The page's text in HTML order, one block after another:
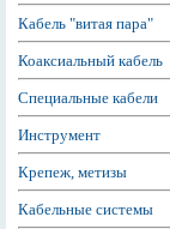
Кабель "витая пара"
Коаксиальный кабель
Специальные кабели
Инструмент
Крепеж, метизы
Кабельные системы